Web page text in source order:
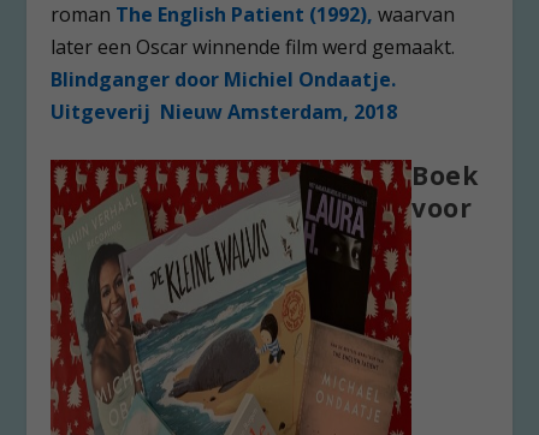
roman The English Patient (1992), waarvan
later een Oscar winnende film werd gemaakt.
Blindganger door Michiel Ondaatje.
Uitgeverij Nieuw Amsterdam, 2018
Boek
voor